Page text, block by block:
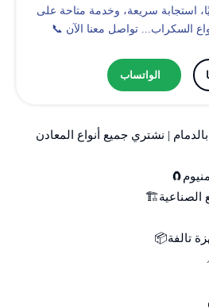
استجابة سريعة، وخدمة متاحة على
السكراب... تواصل معنا الآن 📞
الواتساب
| نشتري جميع أنواع المعادن
الصناعية🏗️
تالفة📦